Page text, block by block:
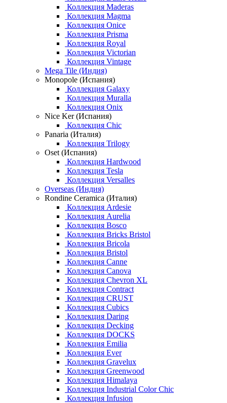
Коллекция Maderas
Коллекция Magma
Коллекция Onice
Коллекция Prisma
Коллекция Royal
Коллекция Victorian
Коллекция Vintage
Mega Tile (Индия)
Monopole (Испания)
Коллекция Galaxy
Коллекция Muralla
Коллекция Onix
Nice Ker (Испания)
Коллекция Chic
Panaria (Италия)
Коллекция Trilogy
Oset (Испания)
Коллекция Hardwood
Коллекция Tesla
Коллекция Versalles
Overseas (Индия)
Rondine Ceramica (Италия)
Коллекция Ardesie
Коллекция Aurelia
Коллекция Bosco
Коллекция Bricks Bristol
Коллекция Bricola
Коллекция Bristol
Коллекция Canne
Коллекция Canova
Коллекция Chevron XL
Коллекция Contract
Коллекция CRUST
Коллекция Cubics
Коллекция Daring
Коллекция Decking
Коллекция DOCKS
Коллекция Emilia
Коллекция Ever
Коллекция Gravelux
Коллекция Greenwood
Коллекция Himalaya
Коллекция Industrial Color Chic
Коллекция Infusion